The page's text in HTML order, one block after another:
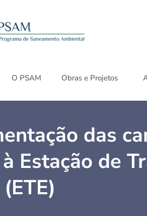
O PSAM Obras e Projetos
das
Estação de